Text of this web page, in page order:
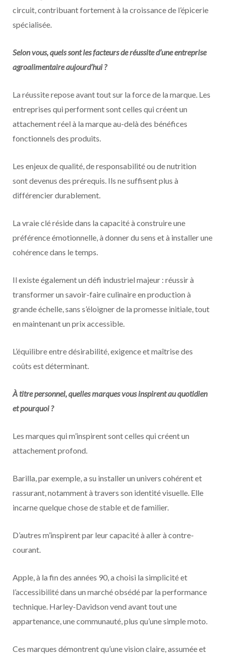
circuit, contribuant fortement à la croissance de l’épicerie
spécialisée.
Selon vous, quels sont les facteurs de réussite d’une entreprise
agroalimentaire aujourd’hui ?
La réussite repose avant tout sur la force de la marque. Les
entreprises qui performent sont celles qui créent un
attachement réel à la marque au-delà des bénéfices
fonctionnels des produits.
Les enjeux de qualité, de responsabilité ou de nutrition
sont devenus des prérequis. Ils ne suffisent plus à
différencier durablement.
La vraie clé réside dans la capacité à construire une
préférence émotionnelle, à donner du sens et à installer une
cohérence dans le temps.
Il existe également un défi industriel majeur : réussir à
transformer un savoir-faire culinaire en production à
grande échelle, sans s’éloigner de la promesse initiale, tout
en maintenant un prix accessible.
L’équilibre entre désirabilité, exigence et maîtrise des
coûts est déterminant.
À titre personnel, quelles marques vous inspirent au quotidien
et pourquoi ?
Les marques qui m’inspirent sont celles qui créent un
attachement profond.
Barilla, par exemple, a su installer un univers cohérent et
rassurant, notamment à travers son identité visuelle. Elle
incarne quelque chose de stable et de familier.
D’autres m’inspirent par leur capacité à aller à contre-
courant.
Apple, à la fin des années 90, a choisi la simplicité et
l’accessibilité dans un marché obsédé par la performance
technique. Harley-Davidson vend avant tout une
appartenance, une communauté, plus qu’une simple moto.
Ces marques démontrent qu’une vision claire, assumée et